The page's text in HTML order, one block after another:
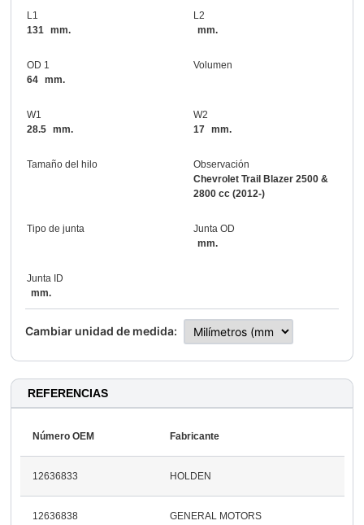
L1
131
mm.
L2
mm.
OD 1
64 mm.
Volumen
W1
28.5 mm.
W2
17 mm.
Tamaño del hilo
Observación
Chevrolet Trail Blazer 2500 &
2800 cc (2012-)
Tipo de junta
Junta OD
mm.
Junta ID
mm.
Cambiar unidad de medida:
REFERENCIAS
Número OEM Fabricante
12636833 HOLDEN
12636838 GENERAL MOTORS